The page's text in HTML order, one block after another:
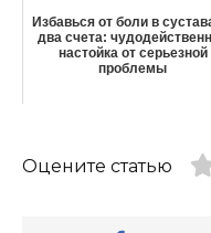
Избавься от боли в
два счета:
настойка от серьезной
проблемы
Оцените статью